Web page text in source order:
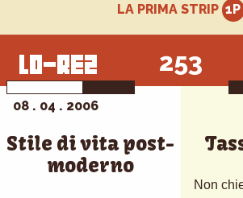
LA PRIMA STRIP
253
08 . 04 . 2006
Stile di vita post-
moderno
Non